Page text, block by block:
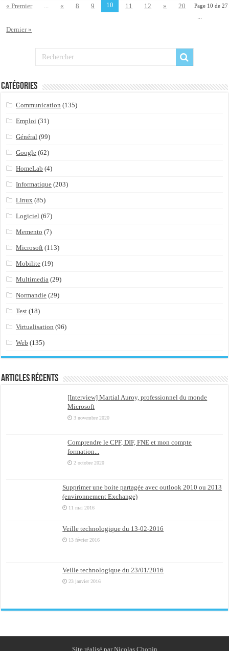
Page 10 de 27
« Premier « 8 9 10 11 12 »
20
Dernier »
Catégories
Communication (135)
Emploi (31)
Général (99)
Google (62)
HomeLab (4)
Informatique (203)
Linux (85)
Logiciel (67)
Memento (7)
Microsoft (113)
Mobilite (19)
Multimedia (29)
Normandie (29)
Test (18)
Virtualisation (96)
Web (135)
Articles récents
[Interview] Martial Auroy, professionnel du monde
Microsoft
3 novembre 2020
Comprendre le CPF, DIF, FNE et mon compte
formation...
2 octobre 2020
Supprimer une boite partagée avec outlook 2010 ou 2013
(environnement Exchange)
11 mai 2016
Veille technologique du 13-02-2016
13 février 2016
Veille technologique du 23/01/2016
23 janvier 2016
Site réalisé par Nicolas Chopin